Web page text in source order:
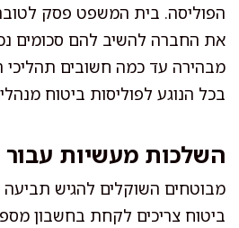
הפוליסה. בית המשפט פסק
את החברה להשיב להם סכומים
מבהירה עד כמה חשובים
בכל הנוגע לפוליסות ביטוח
השלכות מעשיות
מבוטחים השוקלים להגיש תביעה
ביטוח צריכים לקחת בחשבון